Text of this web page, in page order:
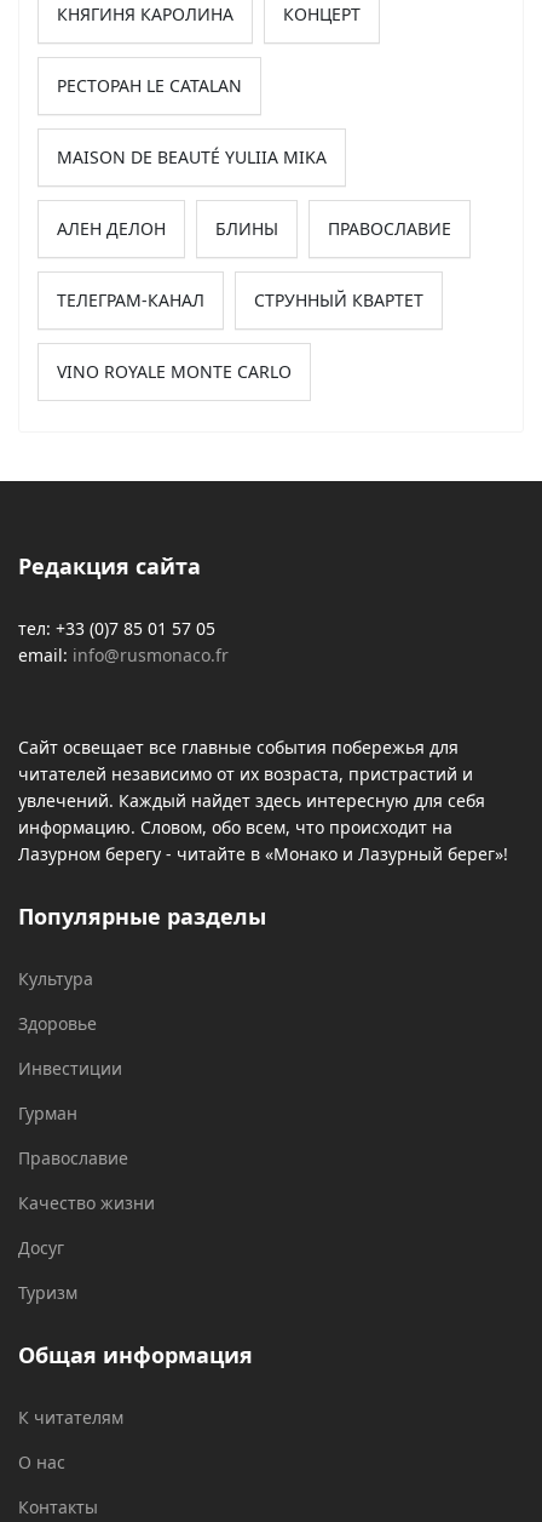
КНЯГИНЯ КАРОЛИНА КОНЦЕРТ
РЕСТОРАН LE CATALAN
MAISON DE BEAUTÉ YULIIA MIKA
АЛЕН ДЕЛОН БЛИНЫ ПРАВОСЛАВИЕ
ТЕЛЕГРАМ-КАНАЛ СТРУННЫЙ КВАРТЕТ
VINO ROYALE MONTE CARLO
Редакция сайта
тел: +33 (0)7 85 01 57 05
email: info@rusmonaco.fr
Сайт освещает все главные события побережья для
читателей независимо от их возраста, пристрастий и
увлечений. Каждый найдет здесь интересную для себя
информацию. Словом, обо всем, что происходит на
Лазурном берегу - читайте в «Монако и Лазурный берег»!
Популярные разделы
Культура
Здоровье
Инвестиции
Гурман
Православие
Качество жизни
Досуг
Туризм
Общая информация
К читателям
О нас
Контакты